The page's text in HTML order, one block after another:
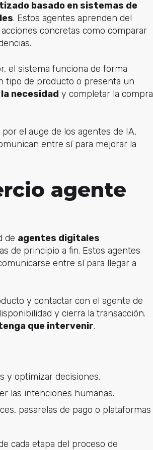
basado en sistemas de
. Estos agentes aprenden del
concretas como comparar
el sistema funciona de forma
tipo de producto o presenta un
necesidad y completar la compra
el auge de los agentes de IA,
entre sí para mejorar la
agente
de agentes digitales
de principio a fin. Estos agentes
entre sí para llegar a
y contactar con el agente de
y cierra la transacción.
que intervenir.
y optimizar decisiones.
las intenciones humanas.
pasarelas de pago o plataformas
cada etapa del proceso de